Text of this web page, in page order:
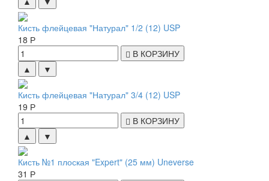
Кисть флейцевая "Натурал" 1/2 (12) USP
18 Р
В КОРЗИНУ
▲
▼
Кисть флейцевая "Натурал" 3/4 (12) USP
19 Р
В КОРЗИНУ
▲
▼
Кисть №1 плоская "Expert" (25 мм) Uneverse
31 Р